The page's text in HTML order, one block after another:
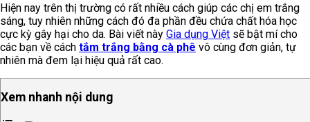
Hiện nay trên thị trường có rất nhiều cách giúp các chị em trắng
sáng, tuy nhiên những cách đó đa phần đều chứa chất hóa học
cực kỳ gây hại cho da. Bài viết này Gia dụng Việt sẽ bật mí cho
các bạn về cách tắm trắng bằng cà phê vô cùng đơn giản, tự
nhiên mà đem lại hiệu quả rất cao.
Xem nhanh nội dung